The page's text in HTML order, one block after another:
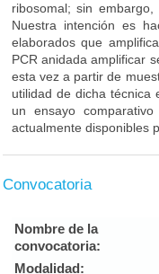
ribosomal; sin
Nuestra intención es
elaborados que
PCR anidada amplificar
esta vez a partir de
utilidad de dicha técnica
un ensayo
actualmente disponibles
Convocatoria
Nombre de la
convocatoria:
Modalidad: